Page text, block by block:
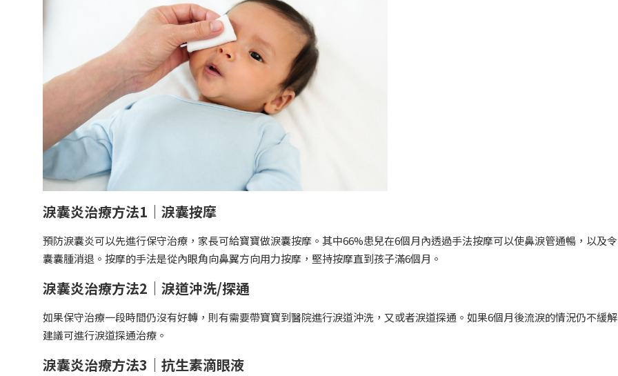
淚囊炎治療方法1｜淚囊按摩
預防淚囊炎可以先進行保守治療，家長可給寶寶做淚囊按摩。其中66%患兒在6個月內透過手法按摩可以使鼻淚管通暢，以及
囊囊腫消退。按摩的手法是從內眼角向鼻翼方向用力按摩，堅持按摩直到孩子滿6個月。
淚囊炎治療方法2｜淚道沖洗/探通
如果保守治療一段時間仍沒有好轉，則有需要帶寶寶到醫院進行淚道沖洗，又或者淚道探通。如果6個月後流淚的情況仍不緩
建議可進行淚道探通治療。
淚囊炎治療方法3｜抗生素滴眼液